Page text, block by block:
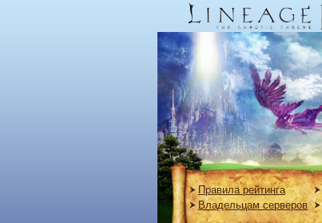
Правила рейтинга
Владельцам серверов